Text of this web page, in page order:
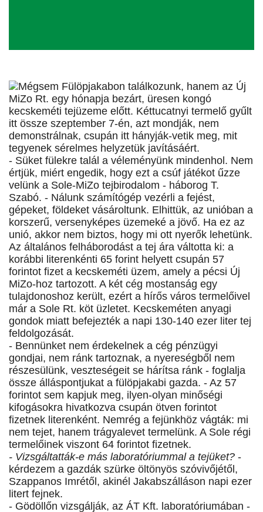
Mégsem Fülöpjakabon találkozunk, hanem az Új
MiZo Rt. egy hónapja bezárt, üresen kongó
kecskeméti tejüzeme előtt. Kéttucatnyi termelő gyűlt
itt össze szeptember 7-én, azt mondják, nem
demonstrálnak, csupán itt hányják-vetik meg, mit
tegyenek sérelmes helyzetük javításáért.
- Süket fülekre talál a véleményünk mindenhol. Nem
értjük, miért engedik, hogy ezt a csúf játékot űzze
velünk a Sole-MiZo tejbirodalom - háborog T.
Szabó. - Nálunk számítógép vezérli a fejést,
gépeket, földeket vásároltunk. Elhittük, az unióban a
korszerű, versenyképes üzemeké a jövő. Ha ez az
unió, akkor nem biztos, hogy mi ott nyerők lehetünk.
Az általános felháborodást a tej ára váltotta ki: a
korábbi literenkénti 65 forint helyett csupán 57
forintot fizet a kecskeméti üzem, amely a pécsi Új
MiZo-hoz tartozott. A két cég mostanság egy
tulajdonoshoz került, ezért a hírős város termelőivel
már a Sole Rt. köt üzletet. Kecskeméten anyagi
gondok miatt befejezték a napi 130-140 ezer liter tej
feldolgozását.
- Bennünket nem érdekelnek a cég pénzügyi
gondjai, nem ránk tartoznak, a nyereségből nem
részesülünk, veszteségeit se hárítsa ránk - foglalja
össze álláspontjukat a fülöpjakabi gazda. - Az 57
forintot sem kapjuk meg, ilyen-olyan minőségi
kifogásokra hivatkozva csupán ötven forintot
fizetnek literenként. Nemrég a fejünkhöz vágták: mi
nem tejet, hanem trágyalevet termelünk. A Sole régi
termelőinek viszont 64 forintot fizetnek.
- Vizsgáltatták-e más laboratóriummal a tejüket? -
kérdezem a gazdák szürke öltönyös szóvivőjétől,
Szappanos Imrétől, akinél Jakabszálláson napi ezer
litert fejnek.
- Gödöllőn vizsgálják, az ÁT Kft. laboratóriumában -